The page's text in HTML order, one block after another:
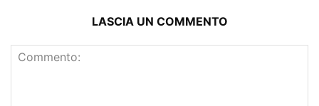
LASCIA UN COMMENTO